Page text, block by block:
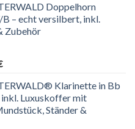
Doppelhorn
– echt versilbert, inkl.
Zubehör
€
Aktueller
ist:
999,99 €.
Klarinette in Bb
inkl. Luxuskoffer mit
Ständer &